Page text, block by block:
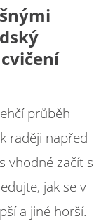
průběh
raději napřed
vhodné začít s
jak se v
a jiné horší.